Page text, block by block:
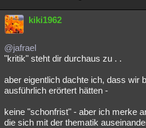
kiki1962
@jafrael
"kritik" steht dir durchaus zu . .
aber eigentlich dachte ich, dass wir
ausführlich erörtert hätten -
keine "schonfrist" - aber ich merke
die sich mit der thematik